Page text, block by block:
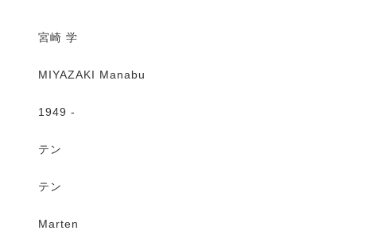
宮崎 学
MIYAZAKI Manabu
1949 -
テン
テン
Marten